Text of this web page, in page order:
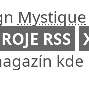
Mystique
RSS